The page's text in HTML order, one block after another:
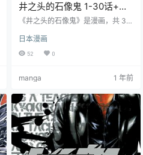
井之头的石像鬼 1-30话+特
别篇 藤泽亨 漫画百度网盘下
《井之头的石像鬼》是漫画，共 30
高中女生小雪，与喜欢小雪的警察
梅田战斗，涉及恶魔、爱情与警
日本漫画
52 0
manga 1 年前